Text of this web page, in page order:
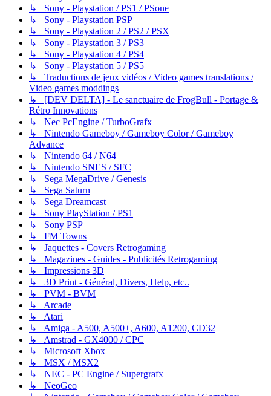
↳ Sony - Playstation / PS1 / PSone
↳ Sony - Playstation PSP
↳ Sony - Playstation 2 / PS2 / PSX
↳ Sony - Playstation 3 / PS3
↳ Sony - Playstation 4 / PS4
↳ Sony - Playstation 5 / PS5
↳ Traductions de jeux vidéos / Video games translations /
Video games moddings
↳ [DEV DELTA] - Le sanctuaire de FrogBull - Portage &
Rétro Innovations
↳ Nec PcEngine / TurboGrafx
↳ Nintendo Gameboy / Gameboy Color / Gameboy
Advance
↳ Nintendo 64 / N64
↳ Nintendo SNES / SFC
↳ Sega MegaDrive / Genesis
↳ Sega Saturn
↳ Sega Dreamcast
↳ Sony PlayStation / PS1
↳ Sony PSP
↳ FM Towns
↳ Jaquettes - Covers Retrogaming
↳ Magazines - Guides - Publicités Retrogaming
↳ Impressions 3D
↳ 3D Print - Général, Divers, Help, etc..
↳ PVM - BVM
↳ Arcade
↳ Atari
↳ Amiga - A500, A500+, A600, A1200, CD32
↳ Amstrad - GX4000 / CPC
↳ Microsoft Xbox
↳ MSX / MSX2
↳ NEC - PC Engine / Supergrafx
↳ NeoGeo